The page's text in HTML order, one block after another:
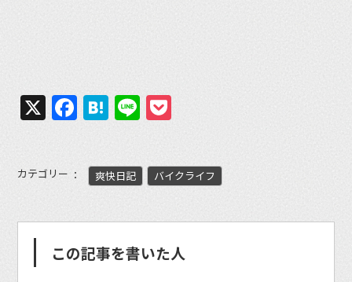
X Facebook
Hatena
Line
カテゴリー 爽快日記 バイクライフ
この記事を書いた人